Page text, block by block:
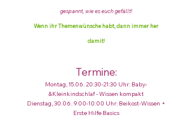
gespannt, wie es euch gefällt!
Wenn ihr Themenwünsche habt, dann immer her
damit!
Termine:
Montag, 15.06. 20:30-21:30 Uhr: Baby-
&Kleinkindschlaf - Wissen kompakt
Dienstag, 30.06. 9:00-10:00 Uhr: Beikost-Wissen +
Erste Hilfe Basics